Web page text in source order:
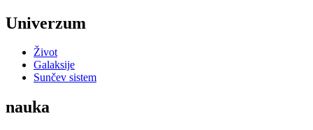
Univerzum
Život
Galaksije
Sunčev sistem
nauka